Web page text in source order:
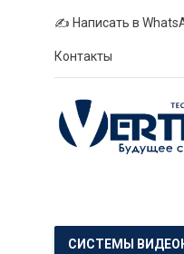
✍ Написать в
Контакты
СИСТЕМЫ